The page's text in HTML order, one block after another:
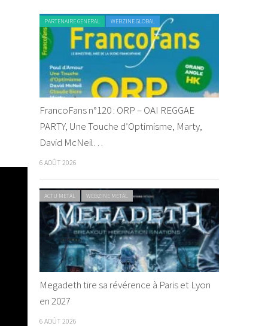
PARTENAIRE GENERAL WEBZINE GLOBAL
FrancoFans n°120 : ORP – OAI REGGAE
PARTY, Une Touche d’Optimisme, Marty,
David McNeil…
6 AOÛT 2026
ACTU METAL WEBZINE METAL
Megadeth tire sa révérence à Paris et Lyon
en 2027
6 AOÛT 2026